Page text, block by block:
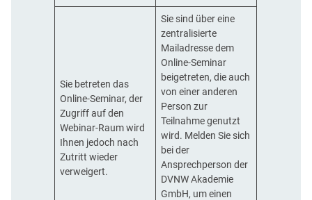
Sie betreten das
Online-Seminar, der
Zugriff auf den
Webinar-Raum wird
Ihnen jedoch nach
Zutritt wieder
verweigert.
Sie sind über eine
zentralisierte
Mailadresse dem
Online-Seminar
beigetreten, die auch
von einer anderen
Person zur
Teilnahme genutzt
wird. Melden Sie sich
bei der
Ansprechperson der
DVNW Akademie
GmbH, um einen